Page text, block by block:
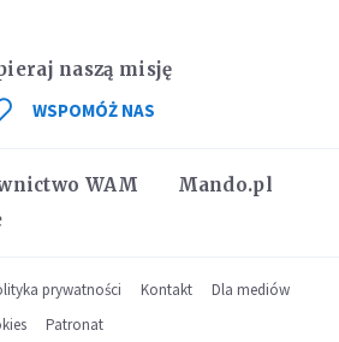
WAM
Mando.pl
naszą misję
WSPOMÓŻ NAS
prywatności Kontakt
Dla mediów
Patronat